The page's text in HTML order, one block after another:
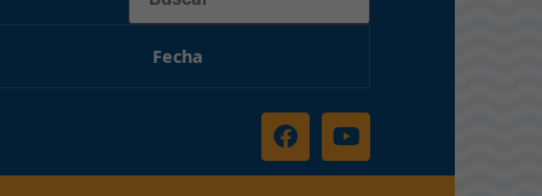
Fecha